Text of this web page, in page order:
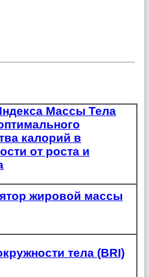
Массы Тела
калорий в
от роста и
жировой массы
тела (BRI)